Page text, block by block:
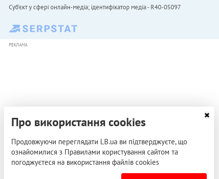
Cуб'єкт у сфері онлайн-медіа; ідентифікатор медіа - R40-05097
РЕКЛАМА
Про використання cookies
Продовжуючи переглядати LB.ua ви підтверджуєте, що
ознайомилися з Правилами користування сайтом та
погоджуєтеся на використання файлів cookies